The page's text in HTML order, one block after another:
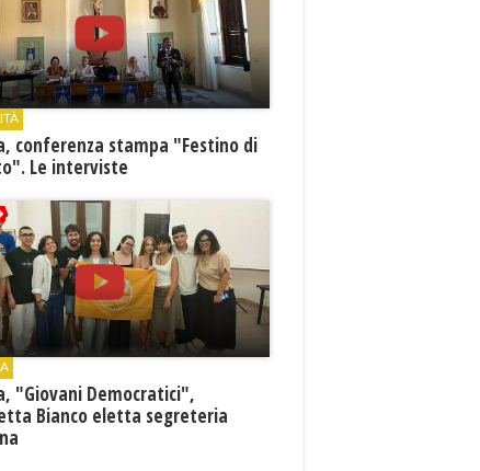
conferenza stampa "Festino di
Le interviste
"Giovani Democratici",
Bianco eletta segreteria